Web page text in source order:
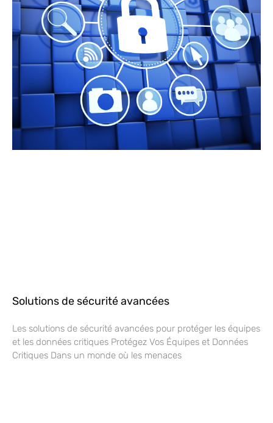
Solutions de sécurité avancées
Les solutions de sécurité avancées pour protéger les équipes
et les données critiques Protégez Vos Équipes et Données
Critiques Dans un monde où les menaces